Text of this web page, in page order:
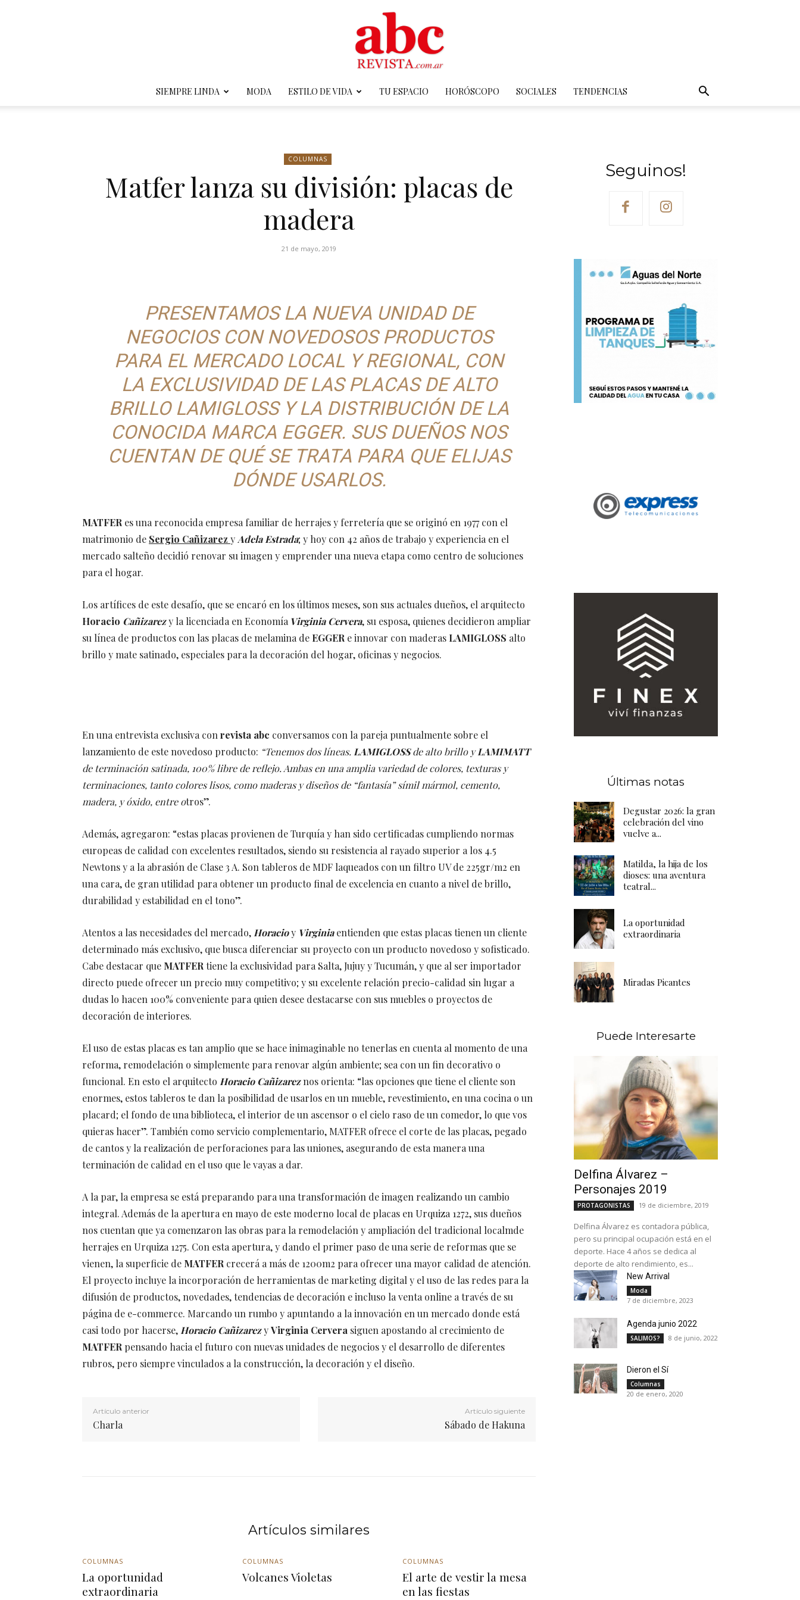
Revista
SIEMPRE LINDA MODA ESTILO DE VIDA TU ESPACIO HORÓSCOPO SOCIALES TENDENCIAS
COLUMNAS
Matfer lanza su división: placas de
madera
21 de mayo, 2019
PRESENTAMOS LA NUEVA UNIDAD DE
NEGOCIOS CON NOVEDOSOS PRODUCTOS
PARA EL MERCADO LOCAL Y REGIONAL, CON
LA EXCLUSIVIDAD DE LAS PLACAS DE ALTO
BRILLO LAMIGLOSS Y LA DISTRIBUCIÓN DE LA
CONOCIDA MARCA EGGER. SUS DUEÑOS NOS
CUENTAN DE QUÉ SE TRATA PARA QUE ELIJAS
DÓNDE USARLOS.
MATFER es una reconocida empresa familiar de herrajes y ferretería que se originó en 1977 con el
matrimonio de Sergio Cañizarez y Adela Estrada; y hoy con 42 años de trabajo y experiencia en el
mercado salteño decidió renovar su imagen y emprender una nueva etapa como centro de soluciones
para el hogar.
Los artífices de este desafío, que se encaró en los últimos meses, son sus actuales dueños, el arquitecto
Horacio Cañizarezy la licenciada en Economía Virginia Cervera, su esposa, quienes decidieron ampliar
su línea de productos con las placas de melamina de EGGER e innovar con maderas LAMIGLOSS alto
brillo y mate satinado, especiales para la decoración del hogar, oficinas y negocios.
En una entrevista exclusiva con revista abc conversamos con la pareja puntualmente sobre el
lanzamiento de este novedoso producto: “Tenemos dos líneas. LAMIGLOSSde alto brillo yLAMIMATT
de terminación satinada, 100% libre de reflejo. Ambas en una amplia variedad de colores, texturas y
terminaciones, tanto colores lisos, como maderas y diseños de “fantasía” símil mármol, cemento,
madera, y óxido, entre otros”.
Además, agregaron: “estas placas provienen de Turquía y han sido certificadas cumpliendo normas
europeas de calidad con excelentes resultados, siendo su resistencia al rayado superior a los 4.5
Newtons y a la abrasión de Clase 3 A. Son tableros de MDF laqueados con un filtro UV de 225gr/m2 en
una cara, de gran utilidad para obtener un producto final de excelencia en cuanto a nivel de brillo,
durabilidad y estabilidad en el tono”.
Atentos a las necesidades del mercado, Horacioy Virginiaentienden que estas placas tienen un cliente
determinado más exclusivo, que busca diferenciar su proyecto con un producto novedoso y sofisticado.
Cabe destacar que MATFER tiene la exclusividad para Salta, Jujuy y Tucumán, y que al ser importador
directo puede ofrecer un precio muy competitivo; y su excelente relación precio-calidad sin lugar a
dudas lo hacen 100% conveniente para quien desee destacarse con sus muebles o proyectos de
decoración de interiores.
El uso de estas placas es tan amplio que se hace inimaginable no tenerlas en cuenta al momento de una
reforma, remodelación o simplemente para renovar algún ambiente; sea con un fin decorativo o
funcional. En esto el arquitecto Horacio Cañizareznos orienta: “las opciones que tiene el cliente son
enormes, estos tableros te dan la posibilidad de usarlos en un mueble, revestimiento, en una cocina o un
placard; el fondo de una biblioteca, el interior de un ascensor o el cielo raso de un comedor, lo que vos
quieras hacer”. También como servicio complementario, MATFER ofrece el corte de las placas, pegado
de cantos y la realización de perforaciones para las uniones, asegurando de esta manera una
terminación de calidad en el uso que le vayas a dar.
A la par, la empresa se está preparando para una transformación de imagen realizando un cambio
integral. Además de la apertura en mayo de este moderno local de placas en Urquiza 1272, sus dueños
nos cuentan que ya comenzaron las obras para la remodelación y ampliación del tradicional localmde
herrajes en Urquiza 1275. Con esta apertura, y dando el primer paso de una serie de reformas que se
vienen, la superficie de MATFER crecerá a más de 1200m2 para ofrecer una mayor calidad de atención.
El proyecto incluye la incorporación de herramientas de marketing digital y el uso de las redes para la
difusión de productos, novedades, tendencias de decoración e incluso la venta online a través de su
página de e-commerce. Marcando un rumbo y apuntando a la innovación en un mercado donde está
casi todo por hacerse, Horacio CañizarezyVirginia Cervera siguen apostando al crecimiento de
MATFER pensando hacia el futuro con nuevas unidades de negocios y el desarrollo de diferentes
rubros, pero siempre vinculados a la construcción, la decoración y el diseño.
Artículo anterior
Charla
Artículo siguiente
Sábado de Hakuna
Seguinos!
Últimas notas
Degustar 2026: la gran
celebración del vino
vuelve a...
Matilda, la hija de los
dioses: una aventura
teatral...
La oportunidad
extraordinaria
Miradas Picantes
Puede Interesarte
Delfina Álvarez –
Personajes 2019
PROTAGONISTAS 19 de diciembre, 2019
Delfina Álvarez es contadora pública,
pero su principal ocupación está en el
deporte. Hace 4 años se dedica al
deporte de alto rendimiento, es...
New Arrival
Moda
7 de diciembre, 2023
Agenda junio 2022
SALIMOS? 8 de junio, 2022
Dieron el Sí
Columnas
20 de enero, 2020
Artículos similares
COLUMNAS
La oportunidad
extraordinaria
COLUMNAS
Volcanes Violetas
COLUMNAS
El arte de vestir la mesa
en las fiestas